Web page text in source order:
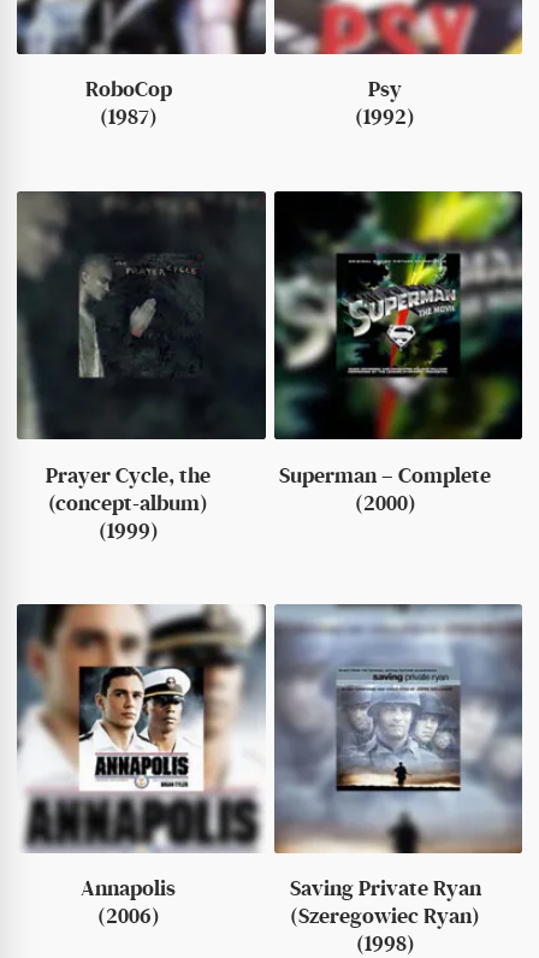
RoboCop
(1987)
Psy
(1992)
Prayer Cycle, the
(concept-album)
(1999)
Superman – Complete
(2000)
Annapolis
(2006)
Saving Private Ryan
(Szeregowiec Ryan)
(1998)